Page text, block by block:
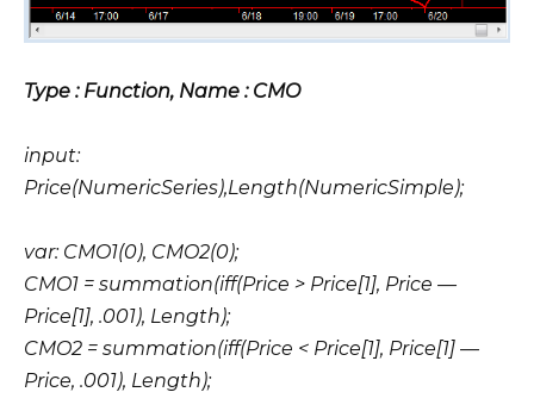
Type : Function, Name : CMO
input:
Price(NumericSeries),Length(NumericSimple);
var: CMO1(0), CMO2(0);
CMO1 = summation(iff(Price > Price[1], Price —
Price[1], .001), Length);
CMO2 = summation(iff(Price < Price[1], Price[1] —
Price, .001), Length);